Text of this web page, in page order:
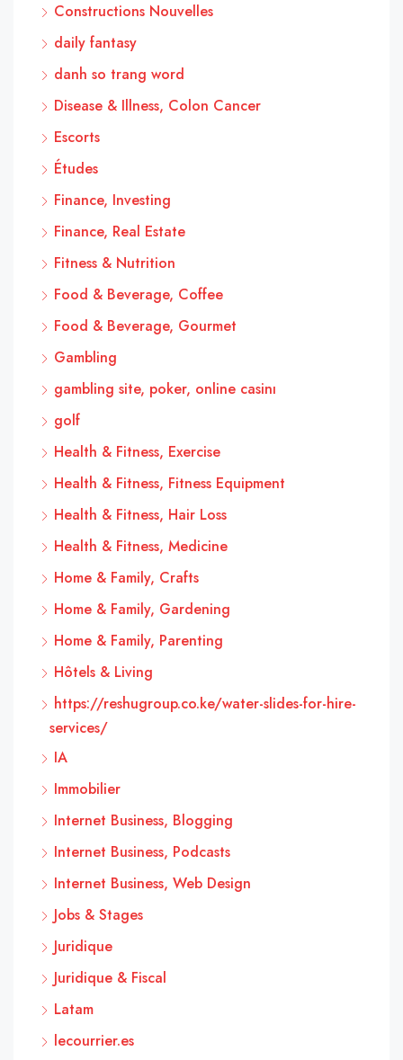
Constructions Nouvelles
daily fantasy
danh so trang word
Disease & Illness, Colon Cancer
Escorts
Études
Finance, Investing
Finance, Real Estate
Fitness & Nutrition
Food & Beverage, Coffee
Food & Beverage, Gourmet
Gambling
gambling site, poker, online casinı
golf
Health & Fitness, Exercise
Health & Fitness, Fitness Equipment
Health & Fitness, Hair Loss
Health & Fitness, Medicine
Home & Family, Crafts
Home & Family, Gardening
Home & Family, Parenting
Hôtels & Living
https://reshugroup.co.ke/water-slides-for-hire-
services/
IA
Immobilier
Internet Business, Blogging
Internet Business, Podcasts
Internet Business, Web Design
Jobs & Stages
Juridique
Juridique & Fiscal
Latam
lecourrier.es